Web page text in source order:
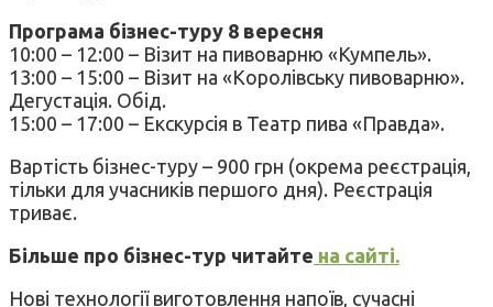
Програма бізнес-туру 8 вересня
10:00 – 12:00 – Візит на пивоварню «Кумпель».
13:00 – 15:00 – Візит на «Королівську пивоварню».
Дегустація. Обід.
15:00 – 17:00 – Екскурсія в Театр пива «Правда».
Вартість бізнес-туру – 900 грн (окрема реєстрація,
тільки для учасників першого дня). Реєстрація
триває.
Більше про бізнес-тур читайте на сайті.
Нові технології виготовлення напоїв, сучасні